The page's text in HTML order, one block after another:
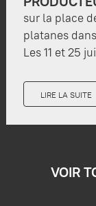
sur la place
platanes
Les 11 et 25
LIRE LA SUITE
VOIR